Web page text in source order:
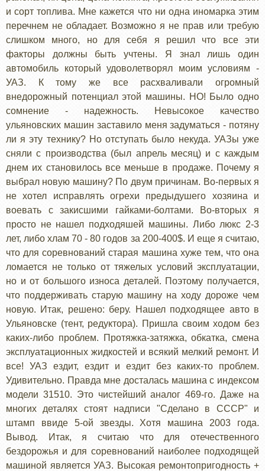
и сорт топлива. Мне кажется что ни одна иномарка этим
перечнем не обладает. Возможно я не прав или требую
слишком много, но для себя я решил что все эти
факторы должны быть учтены. Я знал лишь один
автомобиль который удоволетворял моим условиям -
УАЗ. К тому же все расхваливали огромный
внедорожный потенциал этой машины. НО! Было одно
сомнение - надежность. Невысокое качество
ульяновских машин заставило меня задуматься - потяну
ли я эту технику? Но отступать было некуда. УАЗы уже
сняли с производства (был апрель месяц) и с каждым
днем их становилось все меньше в продаже. Почему я
выбрал новую машину? По двум причинам. Во-первых я
не хотел исправлять огрехи предыдушего хозяина и
воевать с закисшими гайками-болтами. Во-вторых я
просто не нашел подходяшей машины. Либо люкс 2-3
лет, либо хлам 70 - 80 годов за 200-400$. И еще я считаю,
что для соревнований старая машина хуже тем, что она
ломается не только от тяжелых условий эксплуатации,
но и от большого износа деталей. Поэтому получается,
что поддерживать старую машину на ходу дороже чем
новую. Итак, решено: беру. Нашел подходящее авто в
Ульяновске (тент, редуктора). Пришла своим ходом без
каких-либо проблем. Протяжка-затяжка, обкатка, смена
эксплуатационных жидкостей и всякий мелкий ремонт. И
все! УАЗ ездит, ездит и ездит без каких-то проблем.
Удивительно. Правда мне досталась машина с индексом
модели 31510. Это чистейший аналог 469-го. Даже на
многих деталях стоят надписи "Сделано в СССР" и
штамп ввиде 5-ой звезды. Хотя машина 2003 года.
Вывод. Итак, я считаю что для отечественного
бездорожья и для соревнований наиболее подходящей
машиной является УАЗ. Высокая ремонтопригодность +